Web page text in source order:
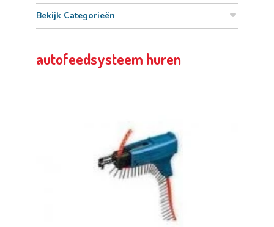
Bekijk Categorieën
autofeedsysteem huren